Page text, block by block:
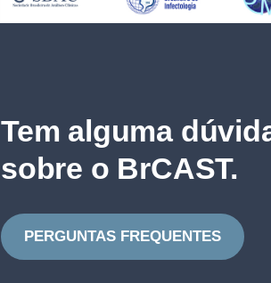
Tem alguma
sobre o BrCAST.
PERGUNTAS FREQUENTES